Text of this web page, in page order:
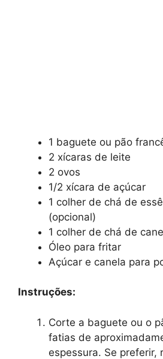
1 baguete ou pão
2 xícaras de leite
2 ovos
1/2 xícara de açúcar
1 colher de chá de
(opcional)
1 colher de chá de
Óleo para fritar
Açúcar e canela para
Instruções:
Corte a baguete ou o
fatias de
espessura. Se preferir,